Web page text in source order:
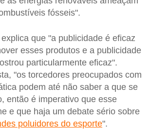
fósseis".
que "a publicidade é eficaz
esses produtos e a publicidade
particularmente eficaz".
"os torcedores preocupados com
podem até não saber a que se
então é imperativo que esse
e que haja um debate sério sobre
poluidores do esporte".